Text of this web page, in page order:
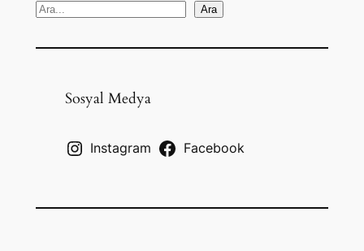
S
a
Ara
Sosyal Medya
Instagram Facebook